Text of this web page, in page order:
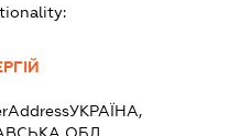
УКРАЇНА,
ОБЛ.,